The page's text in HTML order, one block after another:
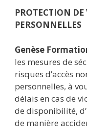
PROTECTION
PERSONNELLES
Genèse
les mesures de
risques d’accès
personnelles, à
délais en cas de
de disponibilité,
de manière